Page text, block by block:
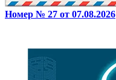
Номер № 27 от 07.08.2026